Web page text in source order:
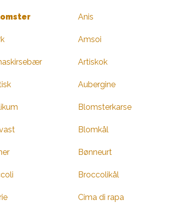
Anis
Amsoi
Artiskok
Aubergine
Blomsterkarse
Blomkål
Bønneurt
Broccolikål
Cima di rapa